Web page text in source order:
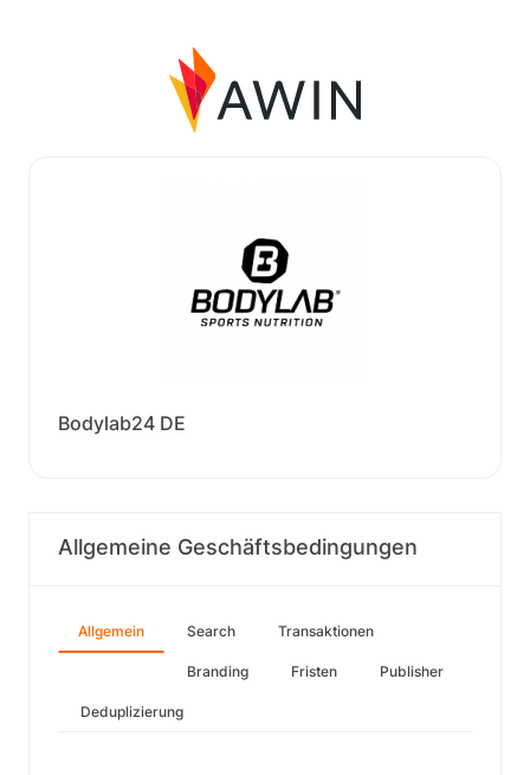
Bodylab24 DE
Allgemeine Geschäftsbedingungen
Allgemein Search Transaktionen
Branding Fristen Publisher
Deduplizierung